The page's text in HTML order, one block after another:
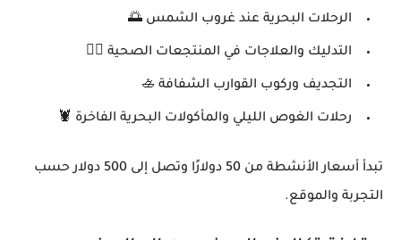
الرحلات البحرية عند غروب الشمس 🌅
التدليك والعلاجات في المنتجعات الصحية 💆‍♀️
التجديف وركوب القوارب الشفافة 🚣
رحلات الغوص الليلي والمأكولات البحرية الفاخرة 🦞
تبدأ أسعار الأنشطة من 50 دولارًا وتصل إلى 500 دولار
حسب
التجربة والموقع.